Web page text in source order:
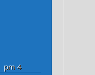
4 pm